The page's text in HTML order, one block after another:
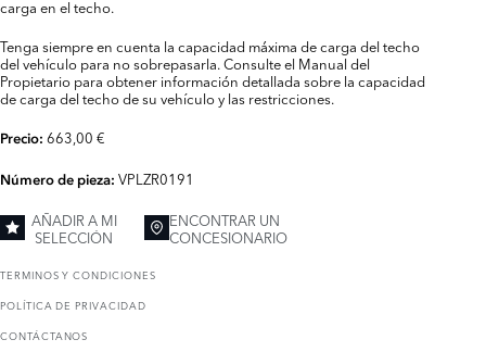
carga en el techo.
Tenga siempre en cuenta la capacidad máxima de carga del techo
del vehículo para no sobrepasarla. Consulte el Manual del
Propietario para obtener información detallada sobre la capacidad
de carga del techo de su vehículo y las restricciones.
Precio: 663,00 €
Número de pieza: VPLZR0191
AÑADIR A MI
SELECCIÓN
ENCONTRAR UN
CONCESIONARIO
TERMINOS Y CONDICIONES
POLÍTICA DE PRIVACIDAD
CONTÁCTANOS